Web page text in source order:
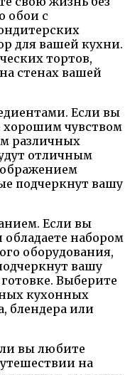
обои с
для вашей кухни.
тортов,
стенах вашей
Если вы
хорошим чувством
различных
отличным
подчеркнут вашу
Если вы
набором
оборудования,
вашу
Выберите
кухонных
блендера или
вы любите
на